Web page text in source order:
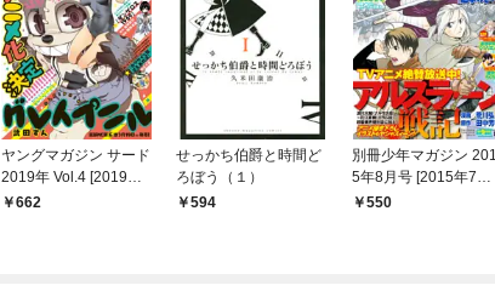
ヤングマガジン サード
2019年 Vol.4 [2019年3
月6日発売]
662
せっかち伯爵と時間ど
ろぼう（１）
594
別冊少年マガジン 201
5年8月号 [2015年7月9
日発売]
550